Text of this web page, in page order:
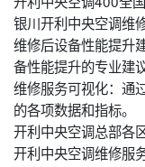
银川开利中央空调维
维修后设备性能提升
备性能提升的专业建
维修服务可视化：通
的各项数据和指标。
开利中央空调总部各
开利中央空调维修服